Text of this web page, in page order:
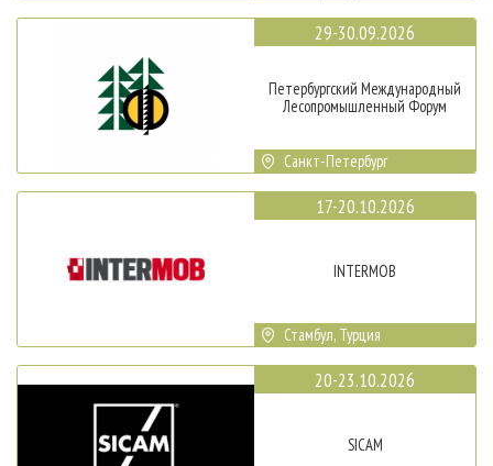
29-30.09.2026
Петербургский Международный
Лесопромышленный Форум
Санкт-Петербург
17-20.10.2026
INTERMOB
Стамбул, Турция
20-23.10.2026
SICAM